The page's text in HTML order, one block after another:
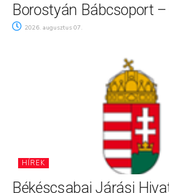
Borostyán Bábcsoport –
2026. augusztus 07.
HÍREK
Békéscsabai Járási